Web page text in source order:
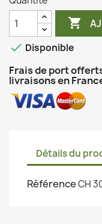

 Disponible
Frais de port
livraisons en
Détails du
RéférenceCH